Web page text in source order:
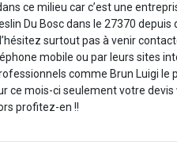
ce milieu car c’est une
Du Bosc dans le 27370 depuis
surtout pas à venir
mobile ou par leurs sites
comme Brun Luigi le
ce mois-ci seulement votre devis
profitez-en !!